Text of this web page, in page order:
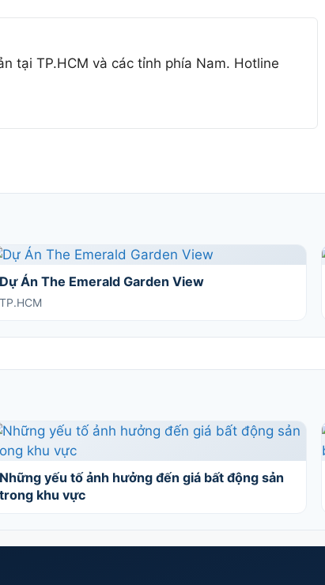
tại TP.HCM và các tỉnh phía Nam. Hotline
Dự Án The Emerald Garden View
TP.HCM
Những yếu tố ảnh hưởng đến giá bất động sản
trong khu vực